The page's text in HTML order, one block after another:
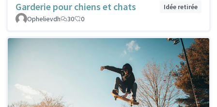
Garderie pour chiens et chats
Idée retirée
Ophelievdh
30 0